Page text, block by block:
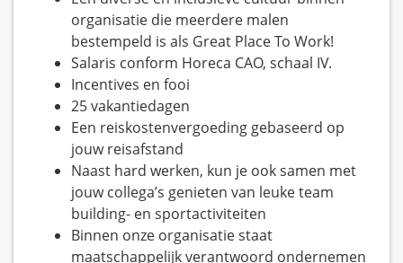
organisatie die meerdere malen
bestempeld is als Great Place To Work!
Salaris conform Horeca CAO, schaal IV.
Incentives en fooi
25 vakantiedagen
Een reiskostenvergoeding gebaseerd op
jouw reisafstand
Naast hard werken, kun je ook samen met
jouw collega’s genieten van leuke team
building- en sportactiviteiten
Binnen onze organisatie staat
maatschappelijk verantwoord ondernemen